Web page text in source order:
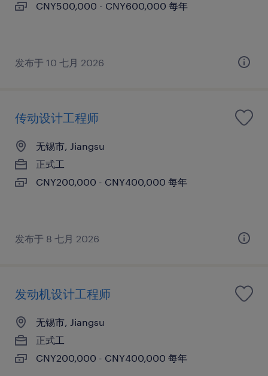
CNY500,000 - CNY600,000 每年
发布于 10 七月 2026
传动设计工程师
无锡市, Jiangsu
正式工
CNY200,000 - CNY400,000 每年
发布于 8 七月 2026
发动机设计工程师
无锡市, Jiangsu
正式工
CNY200,000 - CNY400,000 每年